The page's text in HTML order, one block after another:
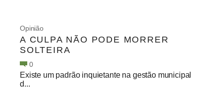
Opinião
A CULPA NÃO PODE MORRER
SOLTEIRA
0
Existe um padrão inquietante na gestão municipal
d...